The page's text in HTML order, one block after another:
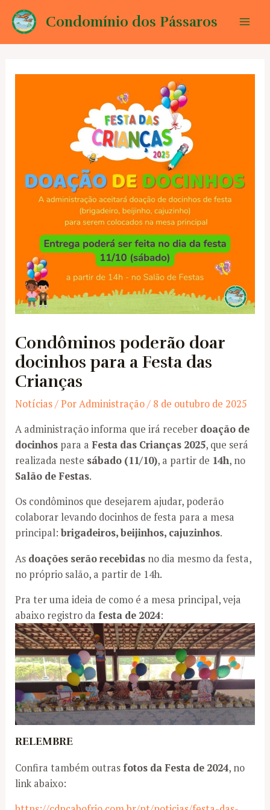
para
Condomínio dos Pássaros
Condôminos poderão doar
docinhos para a Festa das
Crianças
Notícias/ PorAdministração/ 8 de outubro de 2025
A administração informa que irá receber doação de
docinhos para aFesta das Crianças 2025, que será
realizada neste sábado (11/10), a partir de 14h, no
Salão de Festas.
Os condôminos que desejarem ajudar, poderão
colaborar levando docinhos de festa para a mesa
principal:brigadeiros, beijinhos, cajuzinhos.
As doações serão recebidas no dia mesmo da festa,
no próprio salão, a partir de 14h.
Pra ter uma ideia de como é a mesa principal, veja
abaixo registro dafesta de 2024:
RELEMBRE
Confira também outrasfotos da Festa de 2024, no
link abaixo: